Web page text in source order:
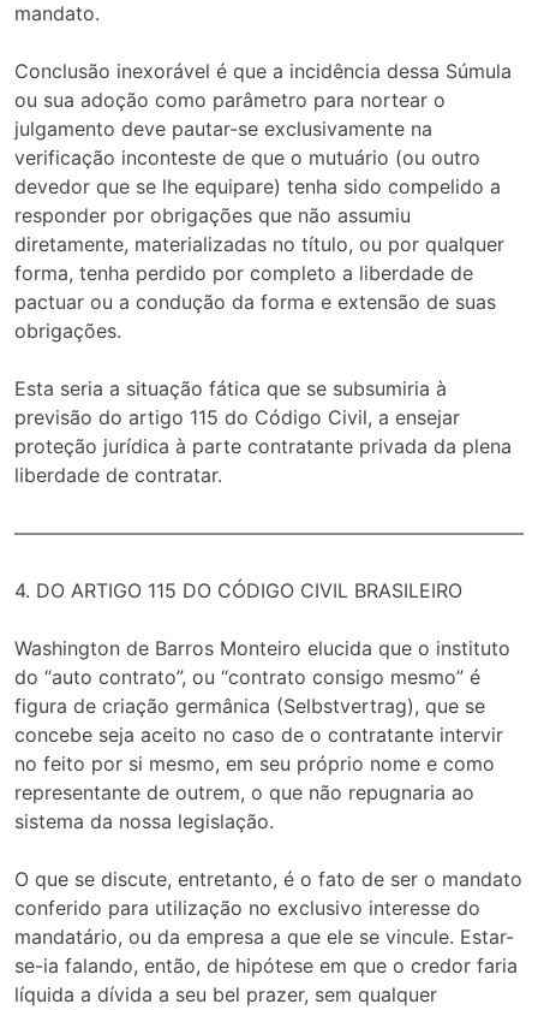
mandato.
Conclusão inexorável é que a incidência dessa Súmula
ou sua adoção como parâmetro para nortear o
julgamento deve pautar-se exclusivamente na
verificação inconteste de que o mutuário (ou outro
devedor que se lhe equipare) tenha sido compelido a
responder por obrigações que não assumiu
diretamente, materializadas no título, ou por qualquer
forma, tenha perdido por completo a liberdade de
pactuar ou a condução da forma e extensão de suas
obrigações.
Esta seria a situação fática que se subsumiria à
previsão do artigo 115 do Código Civil, a ensejar
proteção jurídica à parte contratante privada da plena
liberdade de contratar.
——————————————————————————–
4. DO ARTIGO 115 DO CÓDIGO CIVIL BRASILEIRO
Washington de Barros Monteiro elucida que o instituto
do “auto contrato”, ou “contrato consigo mesmo” é
figura de criação germânica (Selbstvertrag), que se
concebe seja aceito no caso de o contratante intervir
no feito por si mesmo, em seu próprio nome e como
representante de outrem, o que não repugnaria ao
sistema da nossa legislação.
O que se discute, entretanto, é o fato de ser o mandato
conferido para utilização no exclusivo interesse do
mandatário, ou da empresa a que ele se vincule. Estar-
se-ia falando, então, de hipótese em que o credor faria
líquida a dívida a seu bel prazer, sem qualquer